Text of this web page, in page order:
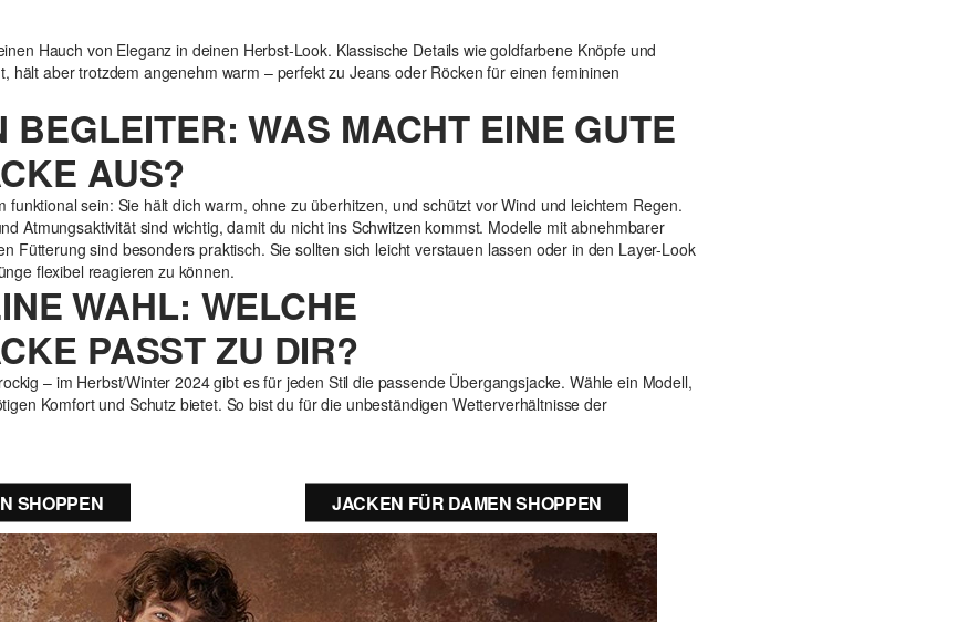
Hauch von Eleganz in deinen Herbst-Look. Klassische Details wie goldfarbene Knöpfe und
hält aber trotzdem angenehm warm – perfekt zu Jeans oder Röcken für einen femininen
BEGLEITER: WAS MACHT EINE GUTE
AUS?
funktional sein: Sie hält dich warm, ohne zu überhitzen, und schützt vor Wind und leichtem Regen.
Atmungsaktivität sind wichtig, damit du nicht ins Schwitzen kommst. Modelle mit abnehmbarer
Fütterung sind besonders praktisch. Sie sollten sich leicht verstauen lassen oder in den Layer-Look
flexibel reagieren zu können.
WAHL: WELCHE
PASST ZU DIR?
– im Herbst/Winter 2024 gibt es für jeden Stil die passende Übergangsjacke. Wähle ein Modell,
Komfort und Schutz bietet. So bist du für die unbeständigen Wetterverhältnisse der
SHOPPEN JACKEN FÜR DAMEN SHOPPEN